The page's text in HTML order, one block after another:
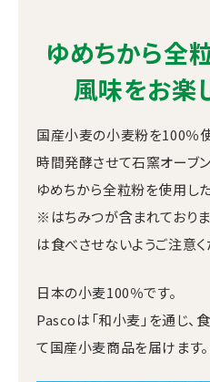
ゆめちから全
風味をお楽
国産小麦の小麦粉を100％
時間発酵させて石窯オーブ
ゆめちから全粒粉を使用し
※はちみつが含まれており
は食べさせないようご注意く
日本の小麦100％です。
Pascoは「和小麦」を通じ
て国産小麦商品を届けます。